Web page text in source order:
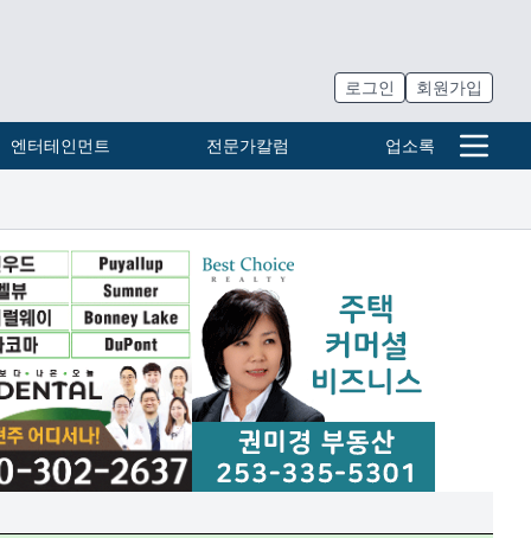
로그인 회원가입
엔터테인먼트 전문가칼럼 업소록